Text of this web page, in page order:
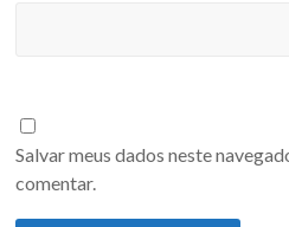
Salvar meus dados neste
comentar.